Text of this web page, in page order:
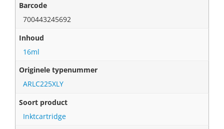
Barcode
700443245692
Inhoud
16ml
Originele typenummer
ARLC225XLY
Soort product
Inktcartridge